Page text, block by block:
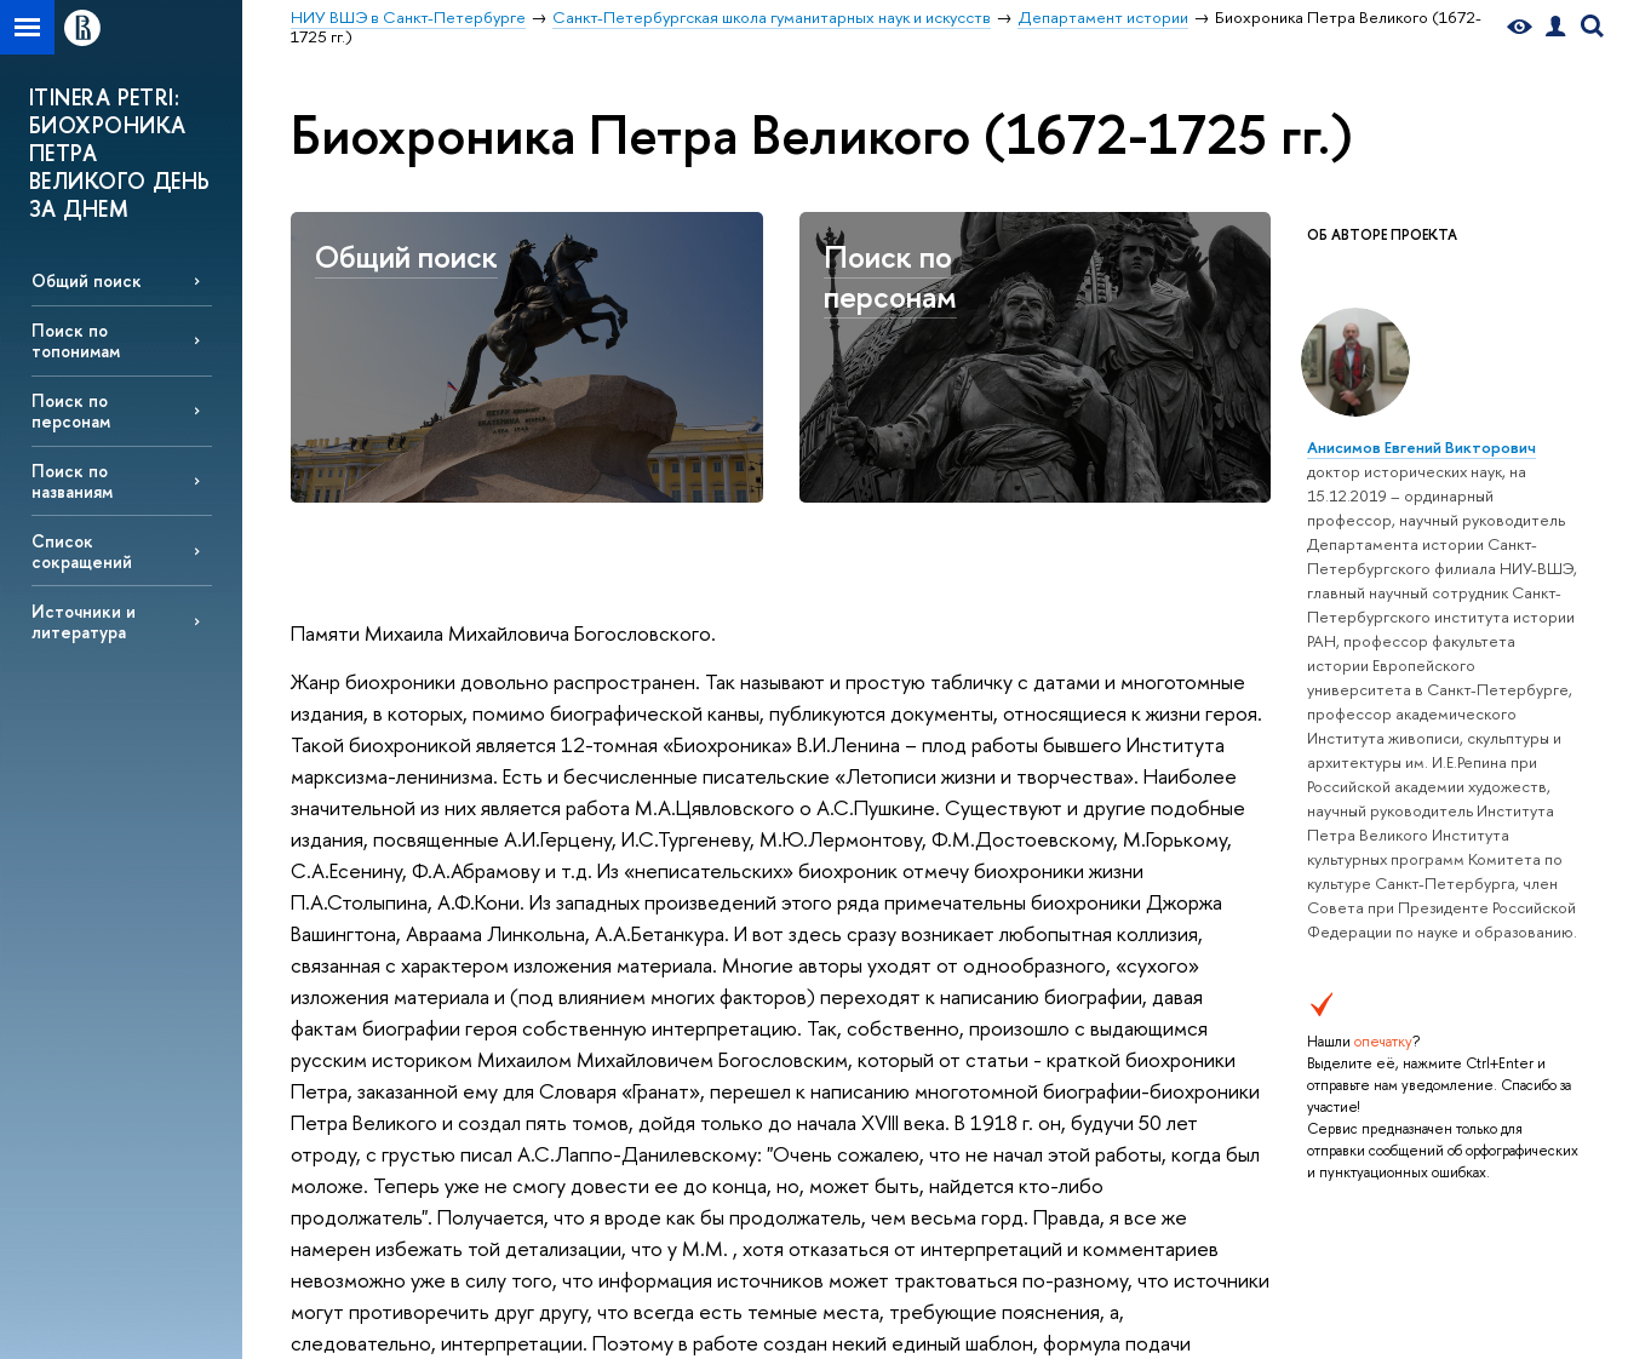
НИУ ВШЭ в Санкт-Петербурге Санкт-Петербургская школа гуманитарных наук и искусств Департамент истории
Биохроника Петра Великого (1672-
1725 гг.)
ITINERA PETRI:
БИОХРОНИКА
ПЕТРА
ВЕЛИКОГО ДЕНЬ
ЗА ДНЕМ
Общий поиск
Поиск по
топонимам
Поиск по
персонам
Поиск по
названиям
Список
сокращений
Источники и
литература
Биохроника Петра Великого (1672-1725 гг.)
ОБ АВТОРЕ ПРОЕКТА
Анисимов Евгений Викторович
доктор исторических наук, на
15.12.2019 – ординарный
профессор, научный руководитель
Департамента истории Санкт-
Петербургского филиала НИУ-ВШЭ,
главный научный сотрудник Санкт-
Петербургского института истории
РАН, профессор факультета
истории Европейского
университета в Санкт-Петербурге,
профессор академического
Института живописи, скульптуры и
архитектуры им. И.Е.Репина при
Российской академии художеств,
научный руководитель Института
Петра Великого Института
культурных программ Комитета по
культуре Санкт-Петербурга, член
Совета при Президенте Российской
Федерации по науке и образованию.
Нашли опечатку?
Выделите её, нажмите Ctrl+Enter и
отправьте нам уведомление. Спасибо за
участие!
Сервис предназначен только для
отправки сообщений об орфографических
и пунктуационных ошибках.
Общий поиск
Поиск по
персонам
Памяти Михаила Михайловича Богословского.
Жанр биохроники довольно распространен. Так называют и простую табличку с датами и многотомные
издания, в которых, помимо биографической канвы, публикуются документы, относящиеся к жизни героя.
Такой биохроникой является 12-томная «Биохроника» В.И.Ленина – плод работы бывшего Института
марксизма-ленинизма. Есть и бесчисленные писательские «Летописи жизни и творчества». Наиболее
значительной из них является работа М.А.Цявловского о А.С.Пушкине. Существуют и другие подобные
издания, посвященные А.И.Герцену, И.С.Тургеневу, М.Ю.Лермонтову, Ф.М.Достоевскому, М.Горькому,
С.А.Есенину, Ф.А.Абрамову и т.д. Из «неписательских» биохроник отмечу биохроники жизни
П.А.Столыпина, А.Ф.Кони. Из западных произведений этого ряда примечательны биохроники Джоржа
Вашингтона, Авраама Линкольна, А.А.Бетанкура. И вот здесь сразу возникает любопытная коллизия,
связанная с характером изложения материала. Многие авторы уходят от однообразного, «сухого»
изложения материала и (под влиянием многих факторов) переходят к написанию биографии, давая
фактам биографии героя собственную интерпретацию. Так, собственно, произошло с выдающимся
русским историком Михаилом Михайловичем Богословским, который от статьи - краткой биохроники
Петра, заказанной ему для Словаря «Гранат», перешел к написанию многотомной биографии-биохроники
Петра Великого и создал пять томов, дойдя только до начала XVIII века. В 1918 г. он, будучи 50 лет
отроду, с грустью писал А.С.Лаппо-Данилевскому: "Очень сожалею, что не начал этой работы, когда был
моложе. Теперь уже не смогу довести ее до конца, но, может быть, найдется кто-либо
продолжатель". Получается, что я вроде как бы продолжатель, чем весьма горд. Правда, я все же
намерен избежать той детализации, что у М.М. , хотя отказаться от интерпретаций и комментариев
невозможно уже в силу того, что информация источников может трактоваться по-разному, что источники
могут противоречить друг другу, что всегда есть темные места, требующие пояснения, а,
следовательно, интерпретации. Поэтому в работе создан некий единый шаблон, формула подачи